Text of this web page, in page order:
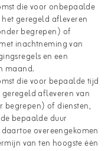
die voor onbepaalde
geregeld afleveren
begrepen) of
inachtneming van
en een
maand.
die voor bepaalde tijd
afleveren van
begrepen) of diensten,
bepaalde duur
overeengekomen
van ten hoogste één